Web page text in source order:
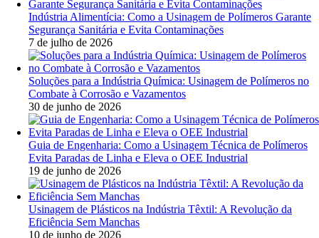
Indústria Alimentícia: Como a Usinagem de Polímeros Garante
Segurança Sanitária e Evita Contaminações
7 de julho de 2026
Soluções para a Indústria Química: Usinagem de Polímeros no
Combate à Corrosão e Vazamentos
30 de junho de 2026
Guia de Engenharia: Como a Usinagem Técnica de Polímeros
Evita Paradas de Linha e Eleva o OEE Industrial
19 de junho de 2026
Usinagem de Plásticos na Indústria Têxtil: A Revolução da
Eficiência Sem Manchas
10 de junho de 2026